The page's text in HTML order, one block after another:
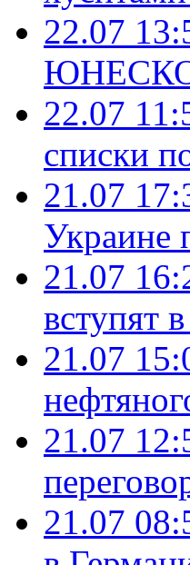
22.07
22.07
списки
21.07
Украине
21.07
вступят
21.07
21.07
21.07